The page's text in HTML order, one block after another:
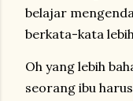
belajar
berkata-kata
Oh yang lebih
seorang ibu